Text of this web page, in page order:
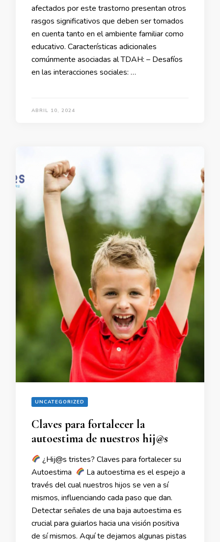
afectados por este trastorno presentan otros
rasgos significativos que deben ser tomados
en cuenta tanto en el ambiente familiar como
educativo. Características adicionales
comúnmente asociadas al TDAH: – Desafíos
en las interacciones sociales: …
ABRIL 10, 2024
UNCATEGORIZED
Claves para fortalecer la
autoestima de nuestros hij@s
¿Hij@s tristes? Claves para fortalecer su
Autoestima
La autoestima es el espejo a
través del cual nuestros hijos se ven a sí
mismos, influenciando cada paso que dan.
Detectar señales de una baja autoestima es
crucial para guiarlos hacia una visión positiva
de sí mismos. Aquí te dejamos algunas pistas